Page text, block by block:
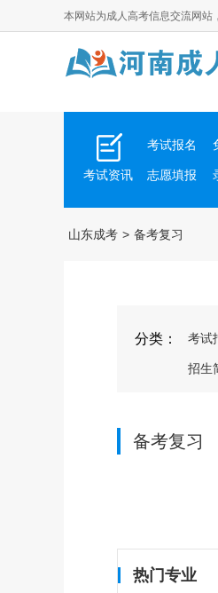
本网站为成人高考信息交流网站
考试资讯
考试报名
志愿填报
山东成考 > 备考复习
分类： 考试
招生
备考复习
热门专业